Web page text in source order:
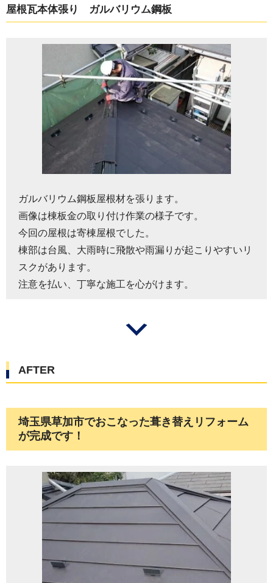
屋根瓦本体張り ガルバリウム鋼板
ガルバリウム鋼板屋根材を張ります。
画像は棟板金の取り付け作業の様子です。
今回の屋根は寄棟屋根でした。
棟部は台風、大雨時に飛散や雨漏りが起こりやすいリ
スクがあります。
注意を払い、丁寧な施工を心がけます。
AFTER
埼玉県草加市でおこなった葺き替えリフォーム
が完成です！